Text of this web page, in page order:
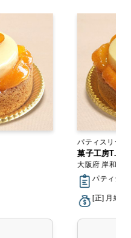
パティスリー・
菓子工房
大阪府 岸和田市
パティシエ
[正] 月給